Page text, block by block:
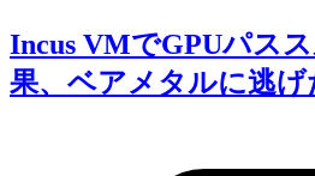
Incus VMでGPUパス
果、ベアメタルに逃げ